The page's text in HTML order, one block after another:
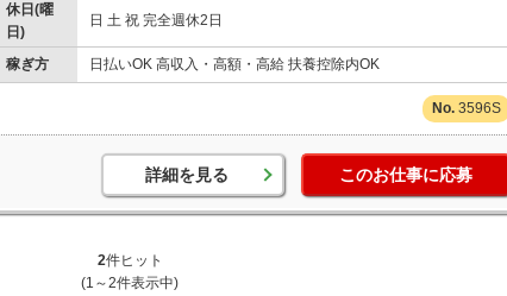
休日(曜
日)
日 土 祝 完全週休2日
稼ぎ方 日払いOK 高収入・高額・高給 扶養控除内OK
3596S
詳細を見る このお仕事に応募
2件ヒット
(1～2件表示中)